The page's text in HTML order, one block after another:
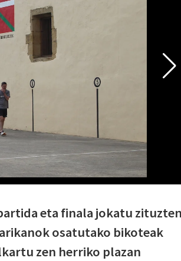
eta finala jokatu
osatutako bikoteak
zen herriko plazan